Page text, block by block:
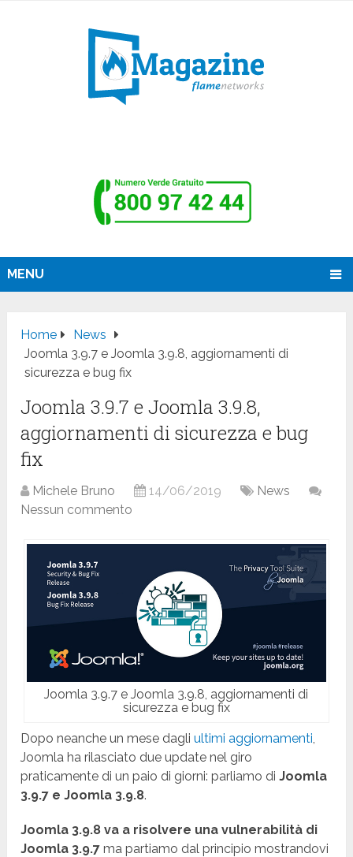
MENU
Home
News
Joomla 3.9.7 e Joomla 3.9.8, aggiornamenti di
sicurezza e bug fix
Joomla 3.9.7 e Joomla 3.9.8,
aggiornamenti di sicurezza e bug
fix
Michele Bruno 14/06/2019
News
Nessun commento
Joomla 3.9.7 e Joomla 3.9.8, aggiornamenti di
sicurezza e bug fix
Dopo neanche un mese dagliultimi aggiornamenti,
Joomla ha rilasciato due update nel giro
praticamente di un paio di giorni: parliamo diJoomla
3.9.7 e Joomla 3.9.8.
Joomla 3.9.8 va a risolvere una vulnerabilità di
Joomla 3.9.7 ma partiamo dal principio mostrandovi